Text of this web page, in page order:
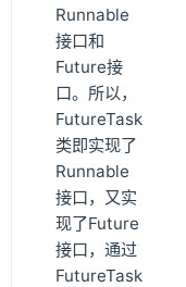
Runnable
接口和
Future接
口。所以，
FutureTask
类即实现了
Runnable
接口，又实
现了Future
接口，通过
FutureTask